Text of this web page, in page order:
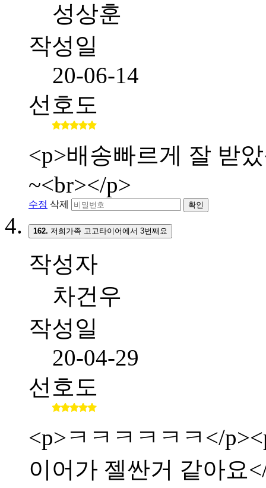
성상훈
작성일
20-06-14
선호도
<p>배송빠르게 잘 받
~<br></p>
수정 삭제 확인
162. 저희가족 고고타이어에서 3번째요
작성자
차건우
작성일
20-04-29
선호도
<p>ㅋㅋㅋㅋㅋㅋ</
이어가 젤싼거 같아요